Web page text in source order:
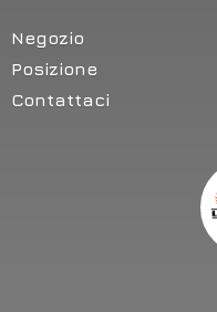
Negozio
Posizione
Contattaci